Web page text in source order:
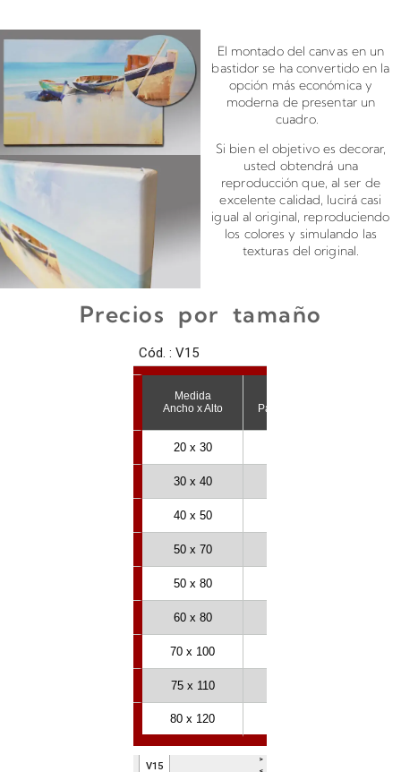
El montado del canvas en un
bastidor se ha convertido en la
opción más económica y
moderna de presentar un
cuadro.
Si bien el objetivo es decorar,
usted obtendrá una
reproducción que, al ser de
excelente calidad, lucirá casi
igual al original, reproduciendo
los colores y simulando las
texturas del original.
Precios por tamaño